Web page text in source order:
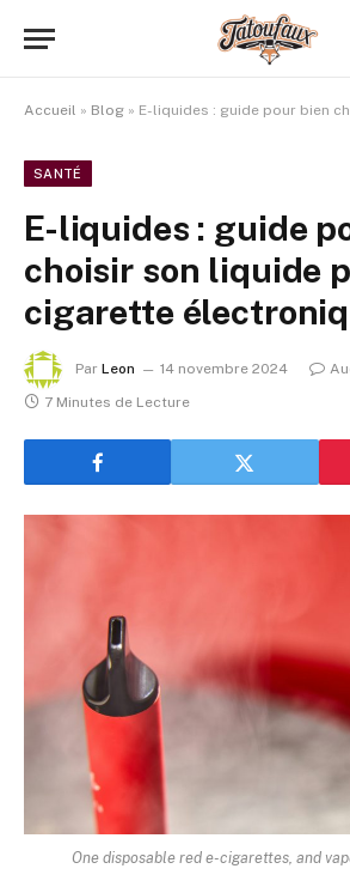
Accueil » Blog » E-liquides : guide pour bien choisir son
SANTÉ
E-liquides : guide
choisir son liquide
cigarette
Par Leon 14 novembre 2024
7 Minutes de Lecture
One disposable red e-cigarettes, and